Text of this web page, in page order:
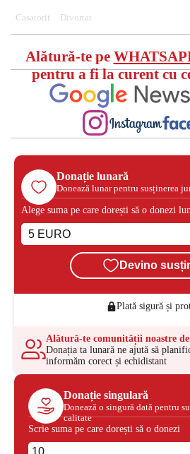
Casatorit Divortat
Alătură-te pe
pentru a fi la curent cu
Donație lunară
Donează lunar pentru susținerea
Alege suma pe care dorești să o donezi
Devino
Plată sigură și
Alătură-te comunității noastre
Donația ta lunară ne ajută să
informăm corect și echidistant
Donație singulară
Donează o singură dată pentru
calitate
Scrie suma pe care dorești să o donezi